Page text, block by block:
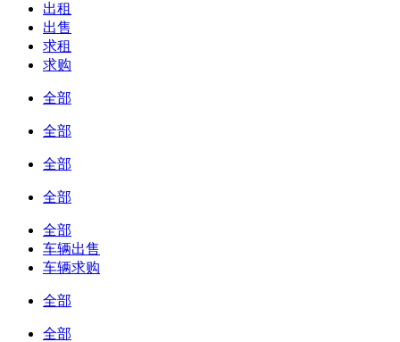
出租
出售
求租
求购
全部
全部
全部
全部
全部
车辆出售
车辆求购
全部
全部